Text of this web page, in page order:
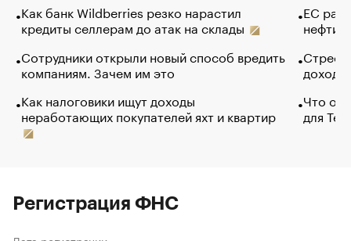
Как банк Wildberries резко нарастил
кредиты селлерам до атак на склады
Сотрудники открыли новый способ вредить
компаниям. Зачем им это
Как налоговики ищут доходы
неработающих покупателей яхт и квартир
ЕС
нефти
Что
для
Регистрация ФНС